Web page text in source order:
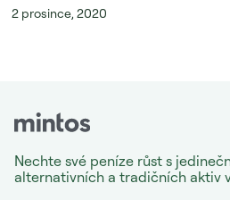
2 prosince, 2020
Nechte své peníze růst s
alternativních a tradičních aktiv